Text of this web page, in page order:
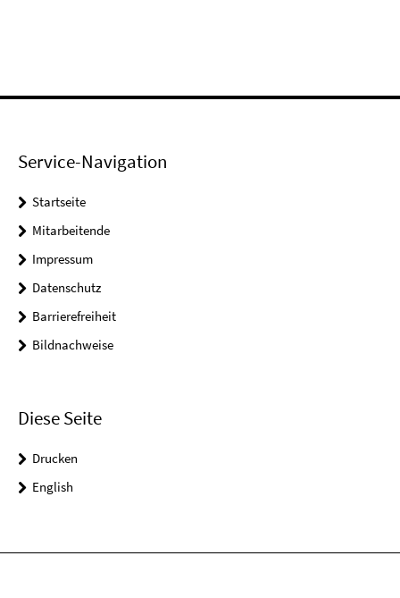
Service-Navigation
Startseite
Mitarbeitende
Impressum
Datenschutz
Barrierefreiheit
Bildnachweise
Diese Seite
Drucken
English